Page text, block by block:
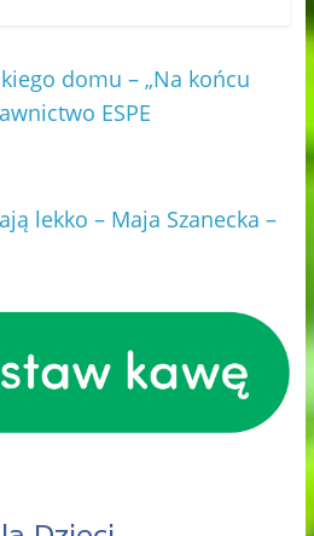
domu – „Na końcu
ESPE
lekko – Maja Szanecka –